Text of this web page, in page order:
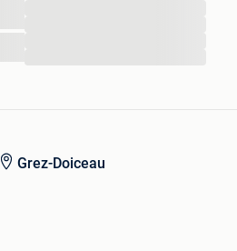
• Mercedes-Benz M dakkoffer, 430L
Grez-Doiceau